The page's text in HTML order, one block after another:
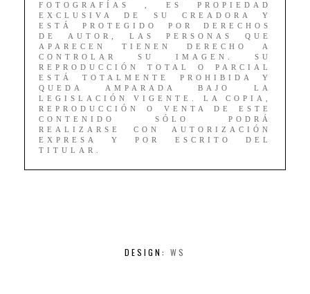
FOTOGRAFÍAS , ES PROPIEDAD
EXCLUSIVA DE SU CREADORA Y
ESTÁ PROTEGIDO POR DERECHOS
DE AUTOR, LAS PERSONAS QUE
APARECEN TIENEN DERECHO A
CONTROLAR SU IMAGEN. SU
REPRODUCCIÓN TOTAL O PARCIAL
ESTÁ TOTALMENTE PROHIBIDA Y
QUEDA AMPARADA BAJO LA
LEGISLACIÓN VIGENTE. LA COPIA,
REPRODUCCIÓN O VENTA DE ESTE
CONTENIDO SÓLO PODRÁ
REALIZARSE CON AUTORIZACIÓN
EXPRESA Y POR ESCRITO DEL
TITULAR.
DESIGN: WS